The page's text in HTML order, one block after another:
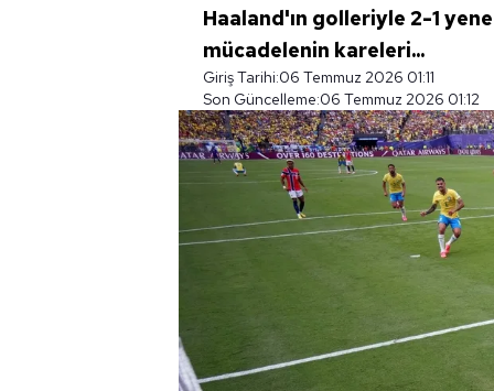
Haaland'ın golleriyle 2-1
mücadelenin kareleri...
Giriş Tarihi:06 Temmuz 2026 01:11
Son Güncelleme:06 Temmuz 2026 01:12